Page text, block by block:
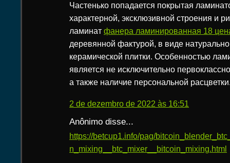
Частенько попадается покрытая
характерной, эксклюзивной строения и
ламинат фанера ламинированная 18
деревянной фактурой, в виде
керамической плитки. Особенностью
является не исключительно
а также наличие персональной
2 de dezembro de 2022 às 16:51
Anônimo disse...
https://betcup1.info/pag/
n_mixing__btc_mixer__bitcoin_mixing.html